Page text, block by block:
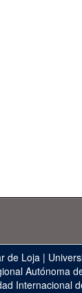
de Loja |
Autónoma
Internacional